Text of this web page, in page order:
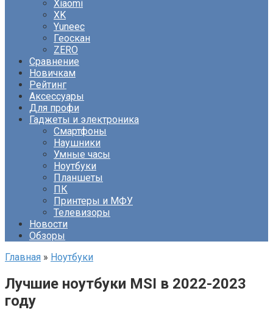
Xiaomi
XK
Yuneec
Геоскан
ZERO
Сравнение
Новичкам
Рейтинг
Аксессуары
Для профи
Гаджеты и электроника
Смартфоны
Наушники
Умные часы
Ноутбуки
Планшеты
ПК
Принтеры и МФУ
Телевизоры
Новости
Обзоры
Главная » Ноутбуки
Лучшие ноутбуки MSI в 2022-2023
году